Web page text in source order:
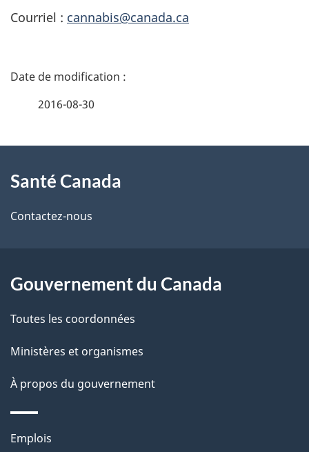
Courriel : cannabis@canada.ca
D
i
l
d
e
p
a
2016-08-30
propos
de
site
Santé Canada
Contactez-nous
Gouvernement du Canada
Toutes les coordonnées
Ministères et organismes
À propos du gouvernement
Thèmes
Emplois